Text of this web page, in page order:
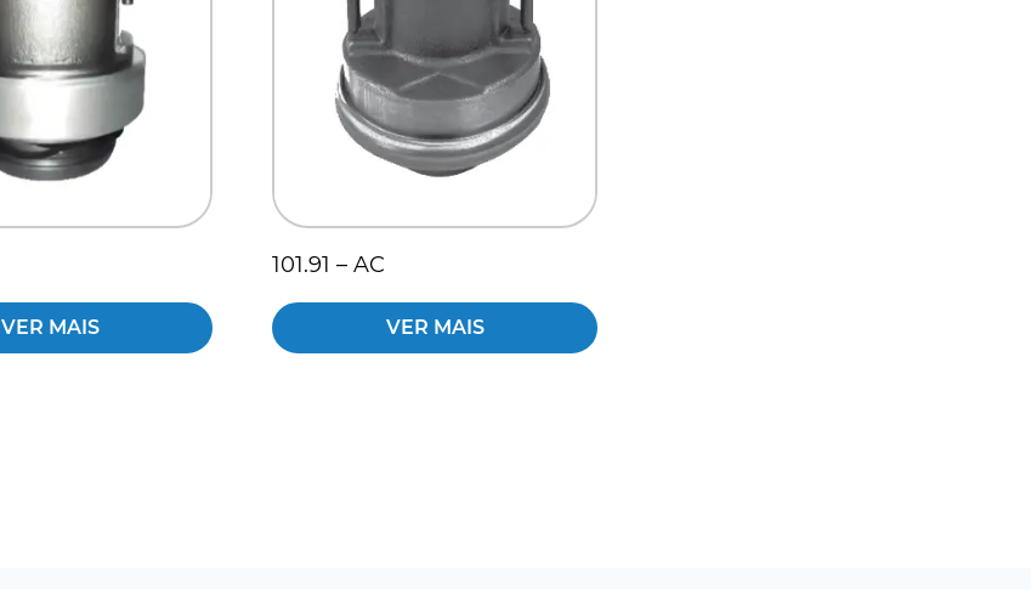
VER MAIS
101.91 – AC
VER MAIS